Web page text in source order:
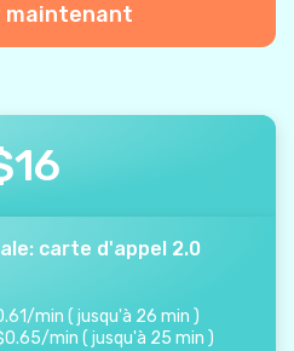
maintenant
16
carte d'appel 2.0
/min ( jusqu'à 26 min )
0.65/min ( jusqu'à 25 min )